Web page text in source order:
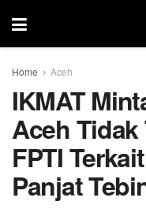
Home Aceh
IKMAT
Aceh
FPTI
Panjat